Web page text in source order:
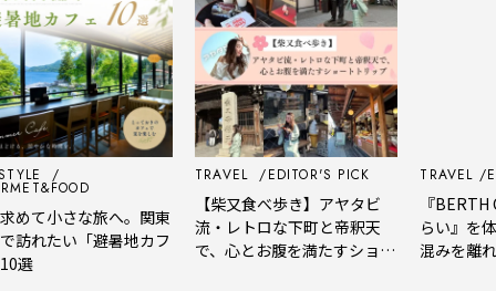
小さな旅へ。関東
たい「避暑地カフ
TRAVEL EDITOR'S PICK
【柴又食べ歩き】アヤタビ
流・レトロな下町と帝釈天
で、心とお腹を満たすショー
TRAVEL
『BERTH
らい』を体験
混みを離れて